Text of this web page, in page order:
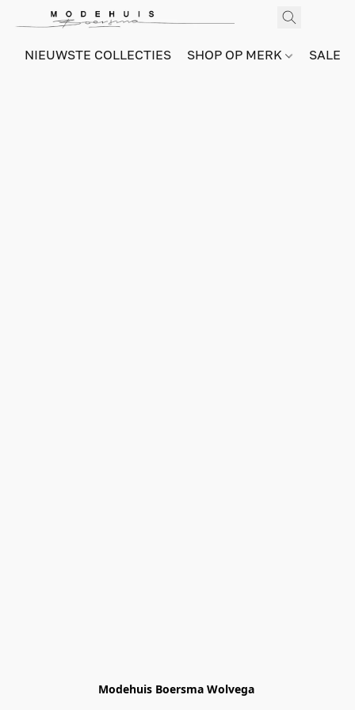
NIEUWSTE COLLECTIES SHOP OP MERK SALE
Modehuis Boersma Wolvega